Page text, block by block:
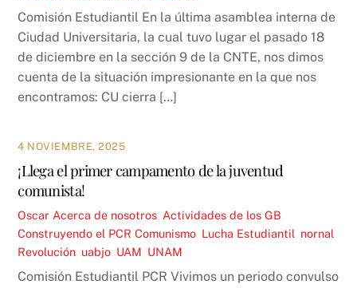
Comisión Estudiantil En la última asamblea interna de
Ciudad Universitaria, la cual tuvo lugar el pasado 18
de diciembre en la sección 9 de la CNTE, nos dimos
cuenta de la situación impresionante en la que nos
encontramos: CU cierra […]
4 NOVIEMBRE, 2025
¡Llega el primer campamento de la juventud
comunista!
Oscar Acerca de nosotros Actividades de los GB
Construyendo el PCR Comunismo Lucha Estudiantil nornal
Revolución uabjo UAM UNAM
Comisión Estudiantil PCR Vivimos un periodo convulso